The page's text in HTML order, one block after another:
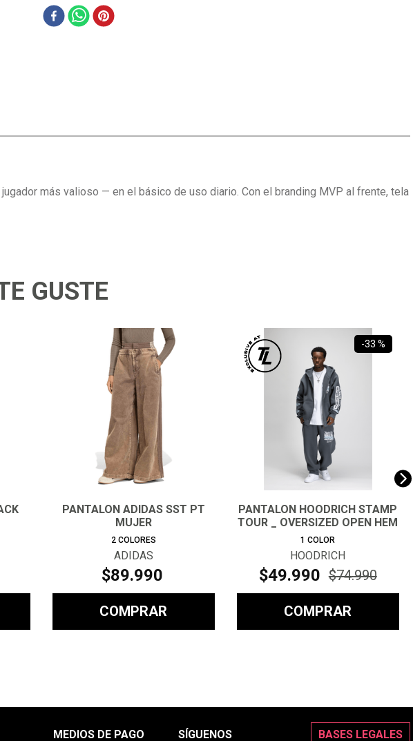
más valioso — en el básico de uso diario. Con el branding MVP al frente, tela
GUSTE
PANTALON ADIDAS SST PT
MUJER
2 COLORES
ADIDAS
$89.990
COMPRAR
-33 %
PANTALON HOODRICH STAMP
TOUR _ OVERSIZED OPEN HEM
1 COLOR
HOODRICH
$49.990 $74.990
COMPRAR
MEDIOS DE PAGO SÍGUENOS BASES LEGALES